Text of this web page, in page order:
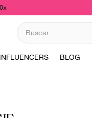
Buscar
INFLUENCERS BLOG